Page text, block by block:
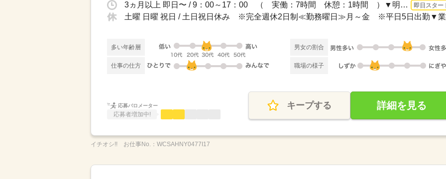
3ヵ月以上 即日〜 / 9：00～17：00 （ 実働：7時間 休憩：1時間 ）▼明るい時間に... 即日スター
土曜 日曜 祝日 / 土日祝日休み ※完全週休2日制≪勤務曜日≫月～金 ※平日5日出勤▼
多い年齢層 男女の割合
仕事の仕方 職場の様子
応募バロメーター
応募者増加中!
キープする 詳細を見る
イチオシ!! お仕事No.： WCSAHNY0477I17